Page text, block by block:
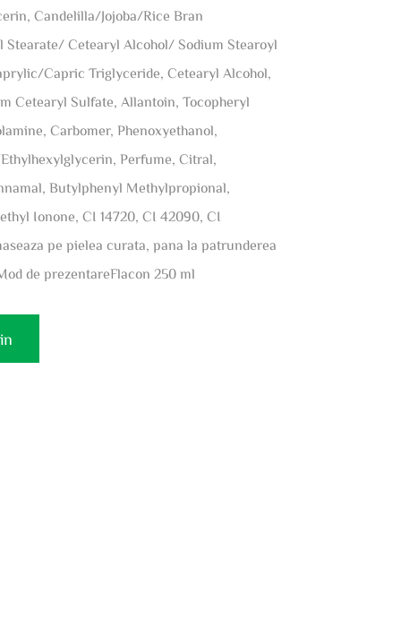
Candelilla/Jojoba/Rice Bran
Cetearyl Alcohol/ Sodium Stearoyl
Capric Triglyceride, Cetearyl Alcohol,
Cetearyl Sulfate, Allantoin, Tocopheryl
Carbomer, Phenoxyethanol,
Perfume, Citral,
Butylphenyl Methylpropional,
Ionone, CI 14720, CI 42090, CI
pe pielea curata, pana la patrunderea
de prezentareFlacon 250 ml